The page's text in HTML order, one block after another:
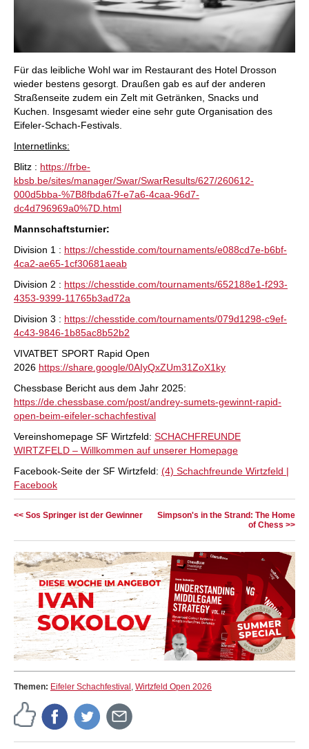
Für das leibliche Wohl war im Restaurant des Hotel Drosson
wieder bestens gesorgt. Draußen gab es auf der anderen
Straßenseite zudem ein Zelt mit Getränken, Snacks und
Kuchen. Insgesamt wieder eine sehr gute Organisation des
Eifeler-Schach-Festivals.
Internetlinks:
Blitz : https://frbe-
kbsb.be/sites/manager/Swar/SwarResults/627/260612-
000d5bba-%7B8fbda67f-e7a6-4caa-96d7-
dc4d796969a0%7D.html
Mannschaftsturnier:
Division 1 : https://chesstide.com/tournaments/e088cd7e-b6bf-
4ca2-ae65-1cf30681aeab
Division 2 : https://chesstide.com/tournaments/652188e1-f293-
4353-9399-11765b3ad72a
Division 3 : https://chesstide.com/tournaments/079d1298-c9ef-
4c43-9846-1b85ac8b52b2
VIVATBET SPORT Rapid Open
2026 https://share.google/0AIyQxZUm31ZoX1ky
Chessbase Bericht aus dem Jahr 2025:
https://de.chessbase.com/post/andrey-sumets-gewinnt-rapid-
open-beim-eifeler-schachfestival
Vereinshomepage SF Wirtzfeld: SCHACHFREUNDE
WIRTZFELD – Willkommen auf unserer Homepage
Facebook-Seite der SF Wirtzfeld: (4) Schachfreunde Wirtzfeld |
Facebook
<< Sos Springer ist der Gewinner
Simpson's in the Strand: The Home
of Chess >>
Themen: Eifeler Schachfestival Wirtzfeld Open 2026